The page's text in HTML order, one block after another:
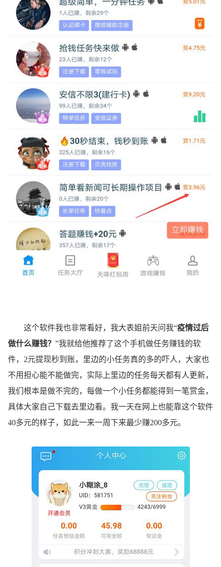
这个软件我也非常看好，我大表姐前天问我“疫情过后
做什么赚钱？ ”我就给他推荐了这个手机做任务赚钱的软
件，2元提现秒到账，里边的小任务真的多的吓人，大家也
不用担心能不能做完，实际上里边的任务每天都有人更新，
我们根本是做不完的，每做一个小任务都能得到一笔赏金，
具体大家自己下载去里边看。我一天在网上也能靠这个软件
40多元的样子，如此一来一周下来最少赚200多元。